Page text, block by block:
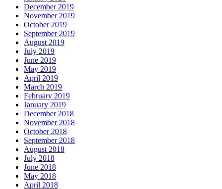
December 2019
November 2019
October 2019
September 2019
August 2019
July 2019
June 2019
May 2019
April 2019
March 2019
February 2019
January 2019
December 2018
November 2018
October 2018
September 2018
August 2018
July 2018
June 2018
May 2018
April 2018